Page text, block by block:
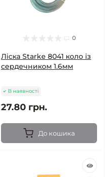
0
Ліска Starke 8041 коло із
сердечником 1.6мм
В наявності
27.80 грн.
До кошика